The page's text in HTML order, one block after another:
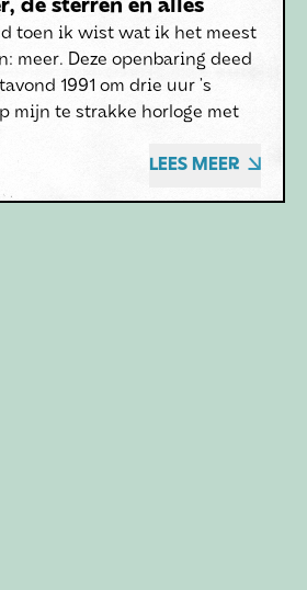
de sterren en alles
toen ik wist wat ik het meest
meer. Deze openbaring deed
1991 om drie uur ’s
mijn te strakke horloge met
LEES MEER